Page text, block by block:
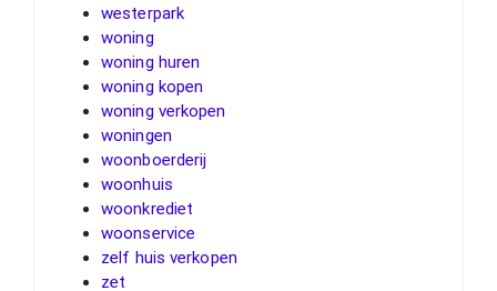
westerpark
woning
woning huren
woning kopen
woning verkopen
woningen
woonboerderij
woonhuis
woonkrediet
woonservice
zelf huis verkopen
zet